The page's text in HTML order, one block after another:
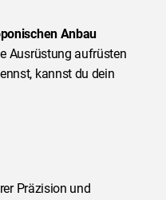
Anbau
Ausrüstung aufrüsten
kannst du dein
Präzision und